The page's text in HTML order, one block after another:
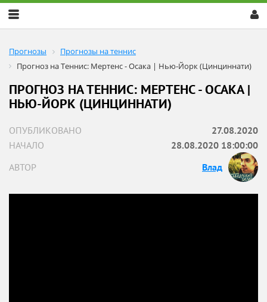
Скрыть
меню
Прогнозы
Прогнозы на теннис
Прогноз на Теннис: Мертенс - Осака | Нью-Йорк (Цинциннати)
ПРОГНОЗ НА ТЕННИС: МЕРТЕНС - ОСАКА |
НЬЮ-ЙОРК (ЦИНЦИННАТИ)
ОПУБЛИКОВАНО
27.08.2020
НАЧАЛО
28.08.2020 18:00:00
АВТОР
Влад